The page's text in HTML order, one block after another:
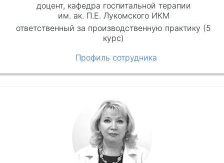
доцент, кафедра госпитальной терапии
им. ак. П.Е. Лукомского ИКМ
ответственный за производственную практику (5
курс)
Профиль сотрудника